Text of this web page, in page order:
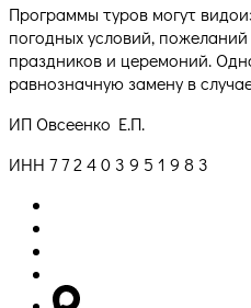
Программы туров могут
погодных условий,
праздников и церемоний.
равнозначную замену в
ИП Овсеенко Е.П.
ИНН 7 7 2 4 0 3 9 5 1 9 8 3